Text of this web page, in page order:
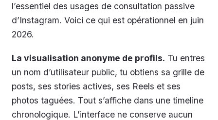
l’essentiel des usages de consultation passive
d’Instagram. Voici ce qui est opérationnel en juin
2026.
La visualisation anonyme de profils. Tu entres
un nom d’utilisateur public, tu obtiens sa grille de
posts, ses stories actives, ses Reels et ses
photos taguées. Tout s’affiche dans une timeline
chronologique. L’interface ne conserve aucun